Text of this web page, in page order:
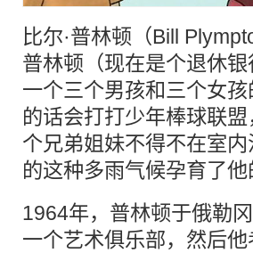
比尔·普林顿（Bill
普林顿（现在是个退休
一个三个男孩和三个女
的话会打打少年棒球联
个兄弟姐妹不得不在室
的这种多雨气候孕育了
1964年，普林顿于俄勒
一个艺术俱乐部，然后